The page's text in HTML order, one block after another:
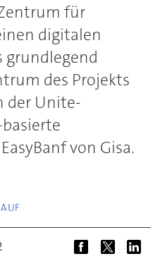
für
digitalen
grundlegend
des Projekts
der Unite-
von Gisa.